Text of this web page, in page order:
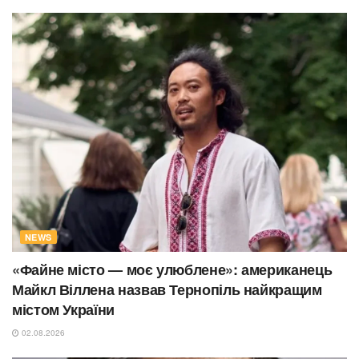
NEWS
«Файне місто — моє улюблене»: американець
Майкл Віллена назвав Тернопіль найкращим
містом України
02.08.2026